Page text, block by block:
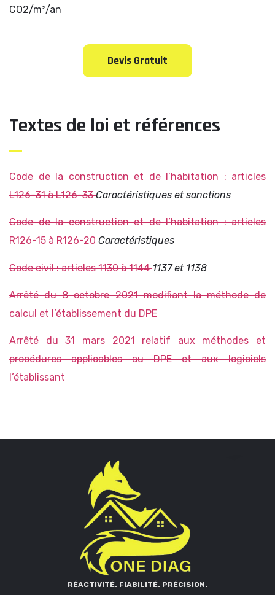
CO2/m²/an
Devis Gratuit
Textes de loi et références
Code de la construction et de l’habitation : articles
L126-31 à L126-33Caractéristiques et sanctions
Code de la construction et de l’habitation : articles
R126-15 à R126-20Caractéristiques
Code civil : articles 1130 à 11441137 et 1138
Arrêté du 8 octobre 2021 modifiant la méthode de
calcul et l’établissement du DPE
Arrêté du 31 mars 2021 relatif aux méthodes et
procédures applicables au DPE et aux logiciels
l’établissant
RÉACTIVITÉ. FIABILITÉ. PRÉCISION.